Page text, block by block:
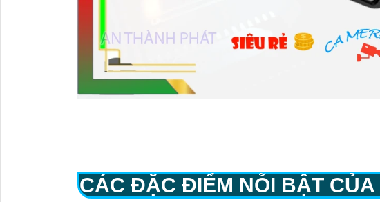
CÁC ĐẶC ĐIỂM NỖI BẬT CỦA